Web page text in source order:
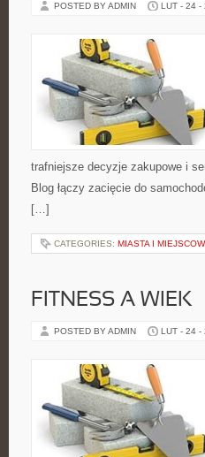
POSTED BY ADMIN LUT - 24 -
trafniejsze decyzje zakupowe i
Blog łączy zacięcie do
[…]
CATEGORIES: MIASTA I
FITNESS A WIEK
POSTED BY ADMIN LUT - 24 -